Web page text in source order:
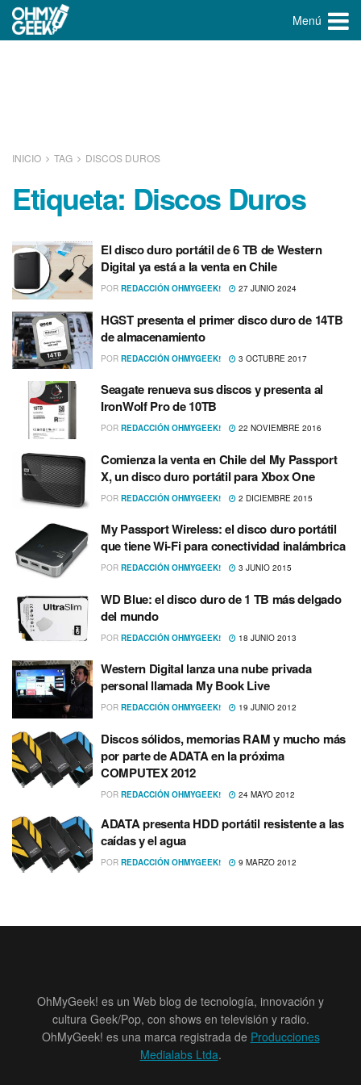
Menú
INICIO TAG DISCOS DUROS
Etiqueta: Discos Duros
El disco duro portátil de 6 TB de Western
Digital ya está a la venta en Chile
POR REDACCIÓN OHMYGEEK! 27 JUNIO 2024
HGST presenta el primer disco duro de 14TB
de almacenamiento
POR REDACCIÓN OHMYGEEK! 3 OCTUBRE 2017
Seagate renueva sus discos y presenta al
IronWolf Pro de 10TB
POR REDACCIÓN OHMYGEEK! 22 NOVIEMBRE 2016
Comienza la venta en Chile del My Passport
X, un disco duro portátil para Xbox One
POR REDACCIÓN OHMYGEEK! 2 DICIEMBRE 2015
My Passport Wireless: el disco duro portátil
que tiene Wi-Fi para conectividad inalámbrica
POR REDACCIÓN OHMYGEEK! 3 JUNIO 2015
WD Blue: el disco duro de 1 TB más delgado
del mundo
POR REDACCIÓN OHMYGEEK! 18 JUNIO 2013
Western Digital lanza una nube privada
personal llamada My Book Live
POR REDACCIÓN OHMYGEEK! 19 JUNIO 2012
Discos sólidos, memorias RAM y mucho más
por parte de ADATA en la próxima
COMPUTEX 2012
POR REDACCIÓN OHMYGEEK! 24 MAYO 2012
ADATA presenta HDD portátil resistente a las
caí­das y el agua
POR REDACCIÓN OHMYGEEK! 9 MARZO 2012
OhMyGeek! es un Web blog de tecnología, innovación y
cultura Geek/Pop, con shows en televisión y radio.
OhMyGeek! es una marca registrada de Producciones
Medialabs Ltda.